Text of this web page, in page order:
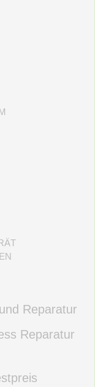
Reparatur
Reparatur